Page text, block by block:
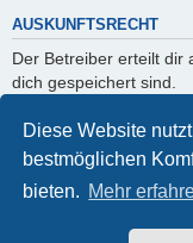
Diese Website
bestmöglichen
bieten. Mehr
AUSKUNFTSRECHT
Der Betreiber erteilt dir
dich gespeichert sind.
Du kannst jederzeit
verlangen. Kontaktiere